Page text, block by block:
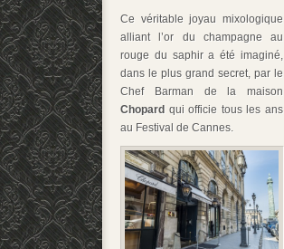
Ce véritable joyau mixologique
alliant l’or du champagne au
rouge du saphir a été imaginé,
dans le plus grand secret, par le
Chef Barman de la maison
Chopard qui officie tous les ans
au Festival de Cannes.